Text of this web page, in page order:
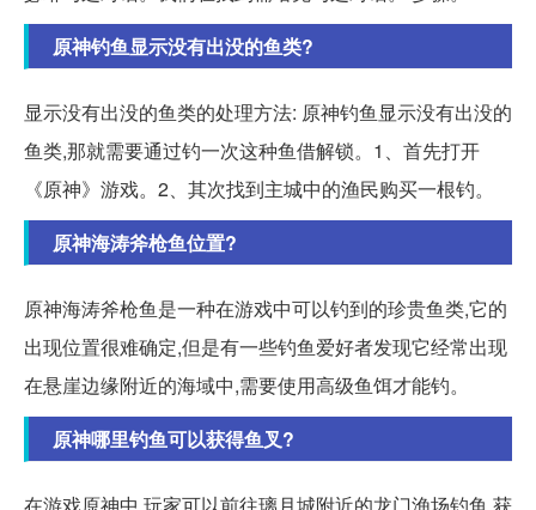
原神钓鱼显示没有出没的鱼类?
显示没有出没的鱼类的处理方法: 原神钓鱼显示没有出没的
鱼类,那就需要通过钓一次这种鱼借解锁。1、首先打开
《原神》游戏。2、其次找到主城中的渔民购买一根钓。
原神海涛斧枪鱼位置?
原神海涛斧枪鱼是一种在游戏中可以钓到的珍贵鱼类,它的
出现位置很难确定,但是有一些钓鱼爱好者发现它经常出现
在悬崖边缘附近的海域中,需要使用高级鱼饵才能钓。
原神哪里钓鱼可以获得鱼叉?